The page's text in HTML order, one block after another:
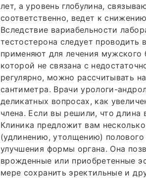
лет, а уровень глобулина,
соответственно, ведет к
Вследствие вариабельности
тестостерона следует
применяют для лечения мужского
которой не связана с
регулярно, можно рассчитывать
сантиметра. Врачи урологи-
деликатных вопросах, как
члена. Если вы решили, что длина
Клиника предложит вам
(удлинению, утолщению)
улучшения формы органа. Она
врожденные или приобретенные
мере сохранить эректильные и